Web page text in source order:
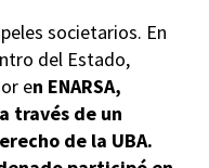
societarios. En
del Estado,
en ENARSA,
través de un
de la UBA.